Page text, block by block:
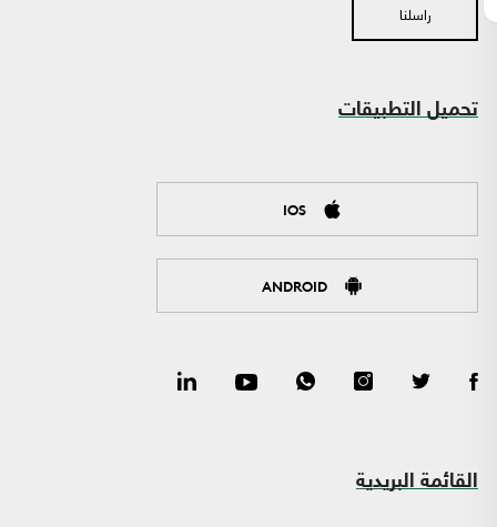
راسلنا
تحميل التطبيقات
IOS
ANDROID
القائمة البريدية